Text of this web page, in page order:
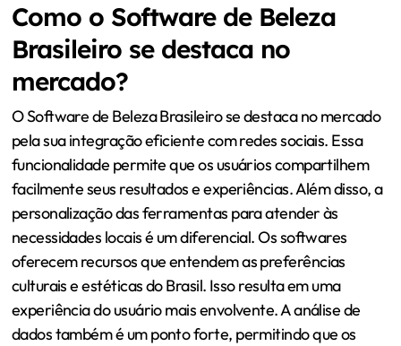
Como o Software de Beleza
Brasileiro se destaca no
mercado?
O Software de Beleza Brasileiro se destaca no mercado
pela sua integração eficiente com redes sociais. Essa
funcionalidade permite que os usuários compartilhem
facilmente seus resultados e experiências. Além disso, a
personalização das ferramentas para atender às
necessidades locais é um diferencial. Os softwares
oferecem recursos que entendem as preferências
culturais e estéticas do Brasil. Isso resulta em uma
experiência do usuário mais envolvente. A análise de
dados também é um ponto forte, permitindo que os